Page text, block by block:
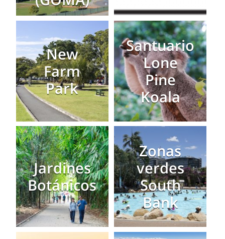
New
Farm
Park
Santuario
Lone
Pine
Koala
Jardines
Botánicos
Zonas
verdes
South
Bank